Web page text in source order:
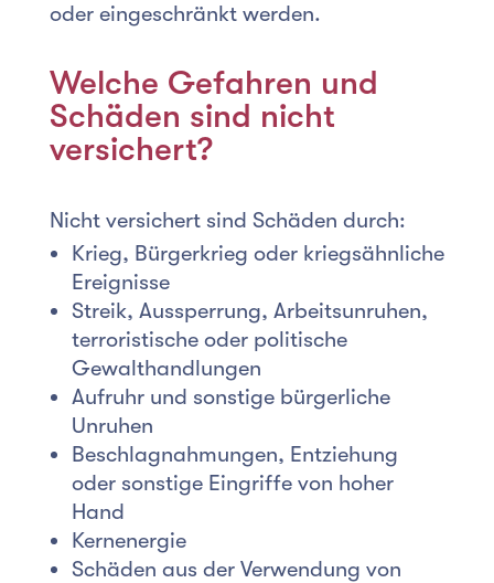
oder eingeschränkt werden.
Welche Gefahren und
Schäden sind nicht
versichert?
Nicht versichert sind Schäden durch:
Krieg, Bürgerkrieg oder kriegsähnliche
Ereignisse
Streik, Aussperrung, Arbeitsunruhen,
terroristische oder politische
Gewalthandlungen
Aufruhr und sonstige bürgerliche
Unruhen
Beschlagnahmungen, Entziehung
oder sonstige Eingriffe von hoher
Hand
Kernenergie
Schäden aus der Verwendung von